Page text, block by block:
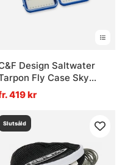
Design Saltwater
Fly Case Sky
419 kr
Slutsåld